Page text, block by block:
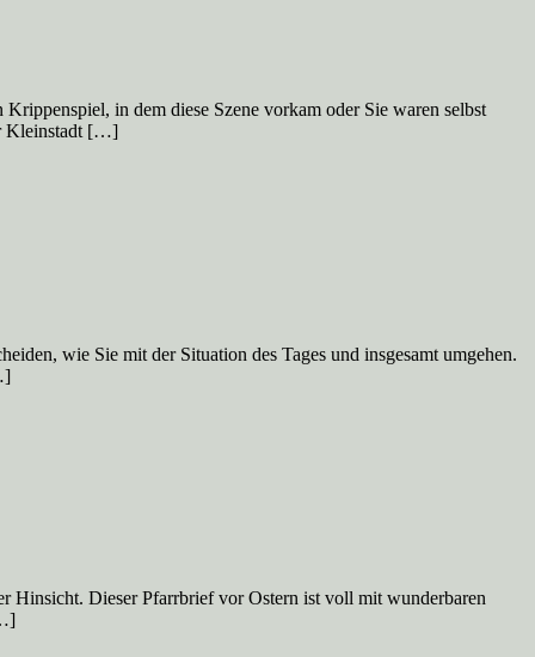
in dem diese Szene vorkam oder Sie waren selbst
Kleinstadt […]
wie Sie mit der Situation des Tages und insgesamt umgehen.
Hinsicht. Dieser Pfarrbrief vor Ostern ist voll mit wunderbaren